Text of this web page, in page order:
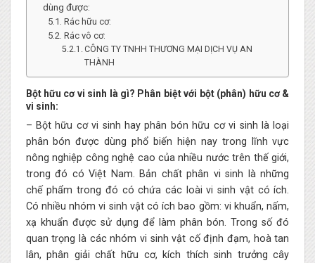
dùng được:
Rác hữu cơ:
Rác vô cơ:
CÔNG TY TNHH THƯƠNG MẠI DỊCH VỤ AN
THÀNH
Bột hữu cơ vi sinh là gì? Phân biệt với bột (phân) hữu cơ &
vi sinh:
– Bột hữu cơ vi sinh hay phân bón hữu cơ vi sinh là loại
phân bón được dùng phổ biến hiện nay trong lĩnh vực
nông nghiệp công nghệ cao của nhiều nước trên thế giới,
trong đó có Việt Nam. Bản chất phân vi sinh là những
chế phẩm trong đó có chứa các loài vi sinh vật có ích.
Có nhiều nhóm vi sinh vật có ích bao gồm: vi khuẩn, nấm,
xạ khuẩn được sử dụng để làm phân bón. Trong số đó
quan trọng là các nhóm vi sinh vật cố định đạm, hoà tan
lân, phân giải chất hữu cơ, kích thích sinh trưởng cây